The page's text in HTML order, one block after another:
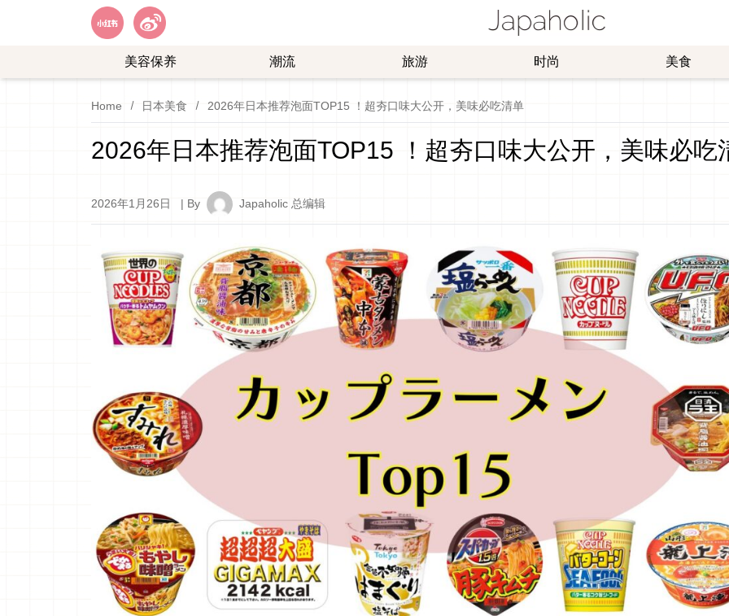
美容保养 潮流 旅游 时尚
美食
物
Home 日本美食 2026年日本推荐泡面TOP15 ！超夯口味大公开，美味必吃清单
2026年日本推荐泡面TOP15 ！超夯口味大公开，美味必吃
2026年1月26日 | By Japaholic 总编辑